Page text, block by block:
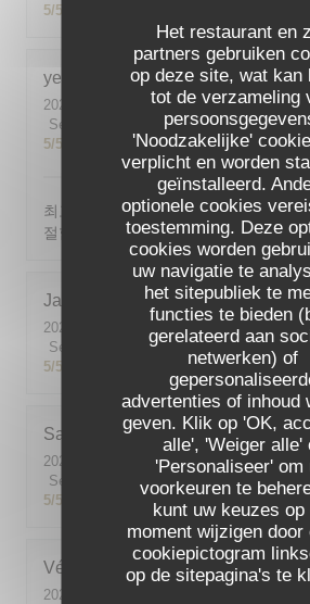
Het restaurant en
partners gebruiken
op deze site, wat kan
tot de verzameling
'Noodzakelijke'
verplicht en worden
geïnstalleerd.
optionele cookies
toestemming. Deze
cookies worden
uw navigatie te
het sitepubliek te
functies te bieden
gerelateerd aan
netwerken) of
advertenties of inhoud
geven. Klik op 'OK,
alle', 'Weiger alle'
'Personaliseer' om
voorkeuren te
kunt uw keuzes op
moment wijzigen door
cookiepictogram
op de sitepagina's te
5/5
yeonghun J
2026-08-03
- 19:00 - Gasten 4
Service
Atmosfeer: 5/5 Keuken: 5
5/5
최고의 분위기, 최고의 맛, 프랑스어가
절함
Jackie
2026-07-31
- 19:00 - Gasten 2
Service
Atmosfeer: 5/5 Keuken: 5
5/5
Sabine
2026-08-01
- 12:00 - Gasten 5
Service
Atmosfeer : 5 /5 Keuken : 5
5/5
Véronique V
2026-07-29